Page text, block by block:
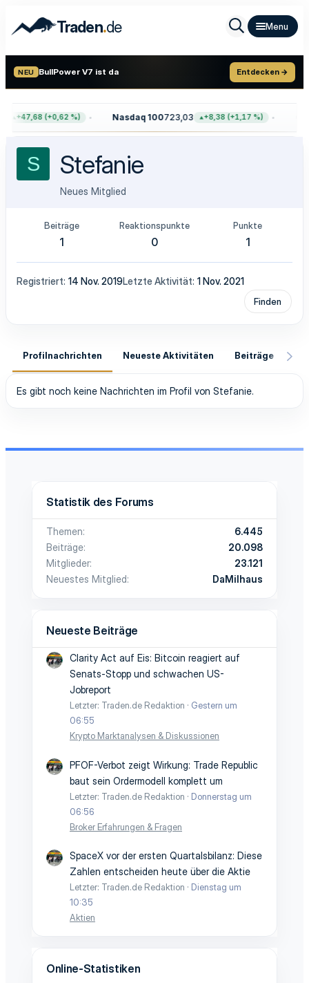
Traden.de
NEU BullPower V7 ist da Entdecken →
+47,68 (+0,62 %) Nasdaq 100723,03 +8,38 (+1,17 %)
S Stefanie
Neues Mitglied
Beiträge
1
Reaktionspunkte
0
Punkte
1
Registriert 14 Nov. 2019Letzte Aktivität 1 Nov. 2021
Finden
Profilnachrichten Neueste Aktivitäten Beiträge
Es gibt noch keine Nachrichten im Profil von Stefanie.
Statistik des Forums
Themen
6.445
Beiträge
20.098
Mitglieder
23.121
Neuestes Mitglied
DaMilhaus
Neueste Beiträge
Clarity Act auf Eis: Bitcoin reagiert auf
Senats-Stopp und schwachen US-
Jobreport
Letzter: Traden.de Redaktion
Gestern um
06:55
Krypto Marktanalysen & Diskussionen
PFOF-Verbot zeigt Wirkung: Trade Republic
baut sein Ordermodell komplett um
Letzter: Traden.de Redaktion
Donnerstag um
06:56
Broker Erfahrungen & Fragen
SpaceX vor der ersten Quartalsbilanz: Diese
Zahlen entscheiden heute über die Aktie
Letzter: Traden.de Redaktion
Dienstag um
10:35
Aktien
Online-Statistiken